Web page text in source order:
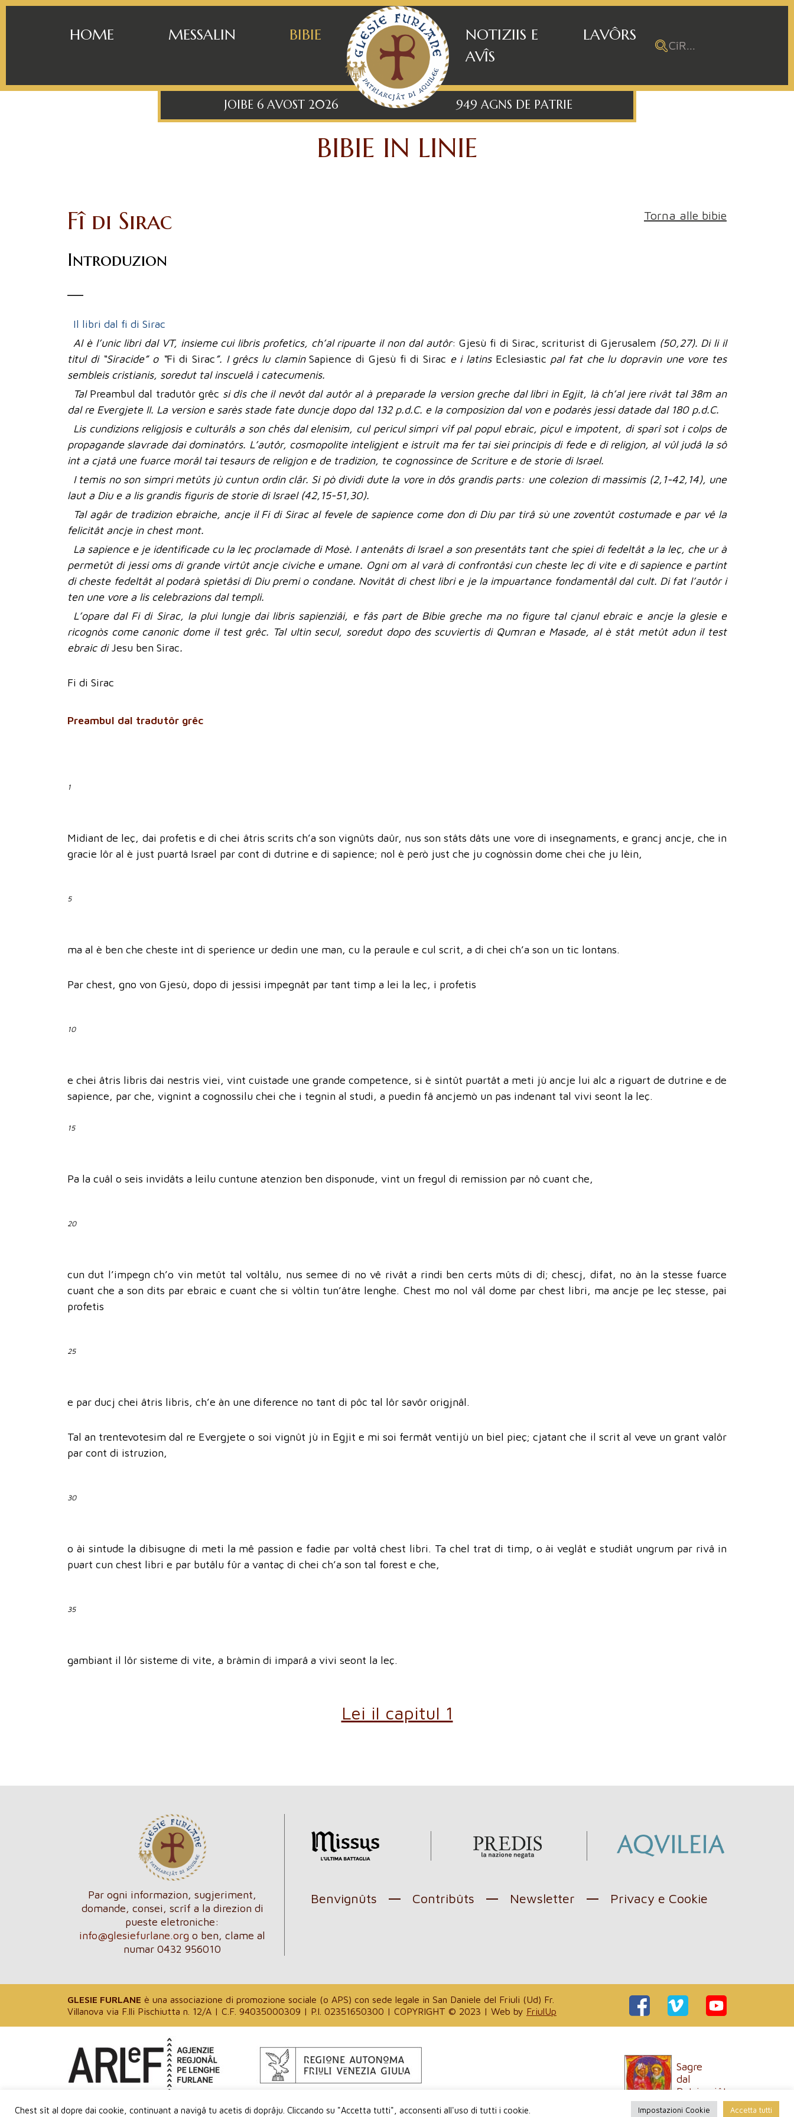
HOME MESSALIN BIBIE
NOTIZIIS E
AVÎS
LAVÔRS
JOIBE 6 AVOST 2026 949 AGNS DE PATRIE
BIBIE IN LINIE
Fî di Sirac
Introduzion
Torna alle bibie
Il libri dal fi di Sirac
Al è l’unic libri dal VT, insieme cui libris profetics, ch’al ripuarte il non dal autôr: Gjesù fi di Sirac, scriturist di Gjerusalem (50,27). Di li il
titul di “Siracide” o “Fi di Sirac”. I grêcs lu claminSapience di Gjesù fi di Sirac e i latins Eclesiastic pal fat che lu dopravin une vore tes
sembleis cristianis, soredut tal inscuelâ i catecumenis.
Tal Preambul dal tradutôr grêc si dîs che il nevôt dal autôr al à preparade la version greche dal libri in Egjit, là ch’al jere rivât tal 38m an
dal re Evergjete II. La version e sarès stade fate duncje dopo dal 132 p.d.C. e la composizion dal von e podarès jessi datade dal 180 p.d.C.
Lis cundizions religjosis e culturâls a son chês dal elenisim, cul pericul simpri vîf pal popul ebraic, piçul e impotent, di sparî sot i colps de
propagande slavrade dai dominatôrs. L’autôr, cosmopolite inteligjent e istruît ma fer tai siei principis di fede e di religjon, al vûl judâ la sô
int a cjatâ une fuarce morâl tai tesaurs de religjon e de tradizion, te cognossince de Scriture e de storie di Israel.
I temis no son simpri metûts jù cuntun ordin clâr. Si pò dividi dute la vore in dôs grandis parts: une colezion di massimis (2,1-42,14), une
laut a Diu e a lis grandis figuris de storie di Israel (42,15-51,30).
Tal agâr de tradizion ebraiche, ancje il Fi di Sirac al fevele de sapience come don di Diu par tirâ sù une zoventût costumade e par vê la
felicitât ancje in chest mont.
La sapience e je identificade cu la leç proclamade di Mosè. I antenâts di Israel a son presentâts tant che spiei di fedeltât a la leç, che ur à
permetût di jessi oms di grande virtût ancje civiche e umane. Ogni om al varà di confrontâsi cun cheste leç di vite e di sapience e partint
di cheste fedeltât al podarà spietâsi di Diu premi o condane. Novitât di chest libri e je la impuartance fondamentâl dal cult. Di fat l’autôr i
ten une vore a lis celebrazions dal templi.
L’opare dal Fi di Sirac, la plui lungje dai libris sapienziâi, e fâs part de Bibie greche ma no figure tal cjanul ebraic e ancje la glesie e
ricognòs come canonic dome il test grêc. Tal ultin secul, soredut dopo des scuviertis di Qumran e Masade, al è stât metût adun il test
ebraic diJesu ben Sirac.
Fi di Sirac
Preambul dal tradutôr grêc
1
Midiant de leç, dai profetis e di chei âtris scrits ch’a son vignûts daûr, nus son stâts dâts une vore di insegnaments, e grancj ancje, che in
gracie lôr al è just puartâ Israel par cont di dutrine e di sapience; nol è però just che ju cognòssin dome chei che ju lèin,
5
ma al è ben che cheste int di sperience ur dedin une man, cu la peraule e cul scrit, a di chei ch’a son un tic lontans.
Par chest, gno von Gjesù, dopo di jessisi impegnât par tant timp a lei la leç, i profetis
10
e chei âtris libris dai nestris viei, vint cuistade une grande competence, si è sintût puartât a meti jù ancje lui alc a riguart de dutrine e de
sapience, par che, vignint a cognossilu chei che i tegnin al studi, a puedin fâ ancjemò un pas indenant tal vivi seont la leç.
15
Pa la cuâl o seis invidâts a leilu cuntune atenzion ben disponude, vint un fregul di remission par nô cuant che,
20
cun dut l’impegn ch’o vin metût tal voltâlu, nus semee di no vê rivât a rindi ben certs mûts di dî; chescj, difat, no àn la stesse fuarce
cuant che a son dits par ebraic e cuant che si vòltin tun’âtre lenghe. Chest mo nol vâl dome par chest libri, ma ancje pe leç stesse, pai
profetis
25
e par ducj chei âtris libris, ch’e àn une diference no tant di pôc tal lôr savôr origjnâl.
Tal an trentevotesim dal re Evergjete o soi vignût jù in Egjit e mi soi fermât ventijù un biel pieç; cjatant che il scrit al veve un grant valôr
par cont di istruzion,
30
o ài sintude la dibisugne di meti la mê passion e fadie par voltâ chest libri. Ta chel trat di timp, o ài veglât e studiât ungrum par rivâ in
puart cun chest libri e par butâlu fûr a vantaç di chei ch’a son tal forest e che,
35
gambiant il lôr sisteme di vite, a bràmin di imparâ a vivi seont la leç.
Lei il capitul 1
Par ogni informazion, sugjeriment,
domande, consei, scrîf a la direzion di
pueste eletroniche:
info@glesiefurlane.org o ben, clame al
numar 0432 956010
Benvignûts Contribûts Newsletter Privacy e Cookie
GLESIE FURLANE è una associazione di promozione sociale (o APS) con sede legale in San Daniele del Friuli (Ud) Fr.
Villanova via F.lli Pischiutta n. 12/A | C.F. 94035000309 | P.I. 02351650300 | COPYRIGHT © 2023 | Web by FriulUp
Julie
Sagre
dal
Patriarcjât
Chest sît al dopre dai cookie, continuant a navigâ tu acetis di doprâju. Cliccando su "Accetta tutti", acconsenti all'uso di tutti i cookie. Impostazioni Cookie Accetta tutti